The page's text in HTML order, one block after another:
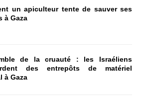
un apiculteur tente de sauver ses
à Gaza
de la cruauté : les Israéliens
des entrepôts de matériel
à Gaza